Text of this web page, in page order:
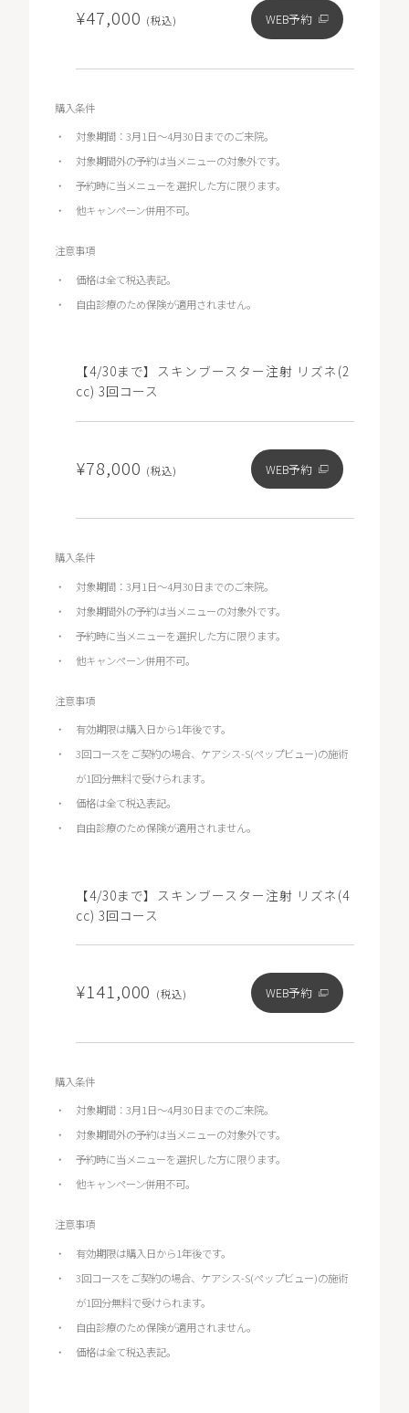
¥47,000 (税込) WEB予約
購入条件
対象期間：3月1日～4月30日までのご来院。
対象期間外の予約は当メニューの対象外です。
予約時に当メニューを選択した方に限ります。
他キャンペーン併用不可。
注意事項
価格は全て税込表記。
自由診療のため保険が適用されません。
【4/30まで】スキンブースター注射 リズネ(2
cc) 3回コース
¥78,000 (税込) WEB予約
購入条件
対象期間：3月1日～4月30日までのご来院。
対象期間外の予約は当メニューの対象外です。
予約時に当メニューを選択した方に限ります。
他キャンペーン併用不可。
注意事項
有効期限は購入日から1年後です。
3回コースをご契約の場合、ケアシス-S(ペップビュー)の施術
が1回分無料で受けられます。
価格は全て税込表記。
自由診療のため保険が適用されません。
【4/30まで】スキンブースター注射 リズネ(4
cc) 3回コース
¥141,000 (税込) WEB予約
購入条件
対象期間：3月1日～4月30日までのご来院。
対象期間外の予約は当メニューの対象外です。
予約時に当メニューを選択した方に限ります。
他キャンペーン併用不可。
注意事項
有効期限は購入日から1年後です。
3回コースをご契約の場合、ケアシス-S(ペップビュー)の施術
が1回分無料で受けられます。
自由診療のため保険が適用されません。
価格は全て税込表記。